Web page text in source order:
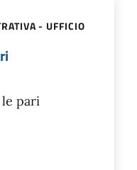
- UFFICIO
pari